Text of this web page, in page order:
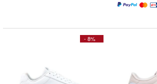
- 8%